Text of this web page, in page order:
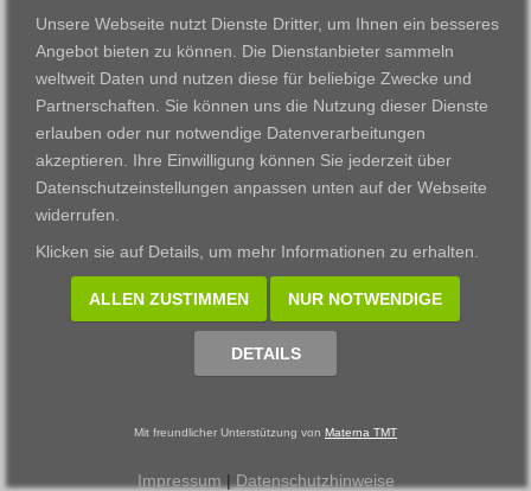
Kontakt
Download
Impressum
Datenschutzerklärung
Frankfurt am Main
Gießen
Kassel
Wiesbaden
Fortbildungszentrum
Zertifikatslehrgänge
Fortbildung
© 2002 - 2026 Materna TMT GmbH, powered by CARUSO
Unsere Webseite nutzt Dienste Dritter, um Ihnen ein besseres
Angebot bieten zu können. Die Dienstanbieter sammeln
weltweit Daten und nutzen diese für beliebige Zwecke und
Partnerschaften. Sie können uns die Nutzung dieser Dienste
erlauben oder nur notwendige Datenverarbeitungen
akzeptieren. Ihre Einwilligung können Sie jederzeit über
Datenschutzeinstellungen anpassen unten auf der Webseite
widerrufen.
Klicken sie auf Details, um mehr Informationen zu erhalten.
ALLEN ZUSTIMMEN NUR NOTWENDIGE
DETAILS
Mit freundlicher Unterstützung von Materna TMT
Impressum | Datenschutzhinweise